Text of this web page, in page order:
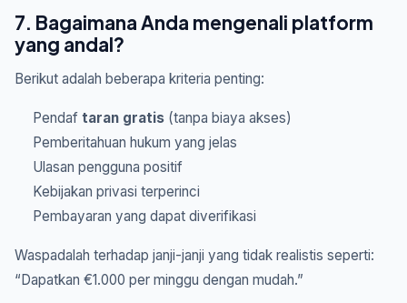
7. Bagaimana Anda mengenali platform
yang andal?
Berikut adalah beberapa kriteria penting:
Pendaf taran gratis (tanpa biaya akses)
Pemberitahuan hukum yang jelas
Ulasan pengguna positif
Kebijakan privasi terperinci
Pembayaran yang dapat diverifikasi
Waspadalah terhadap janji-janji yang tidak realistis seperti:
“Dapatkan €1.000 per minggu dengan mudah.”